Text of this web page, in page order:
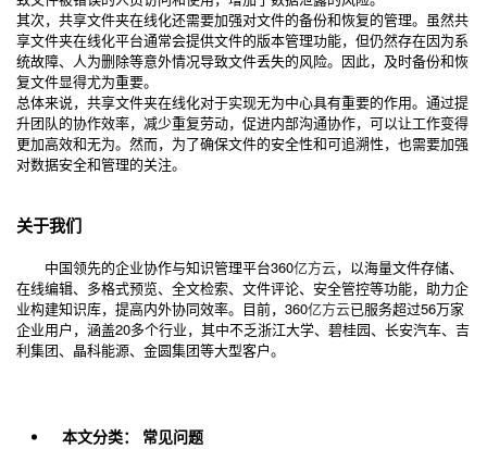
其次，共享文件夹在线化还需要加强对文件的备份和恢复的管理。虽然共
享文件夹在线化平台通常会提供文件的版本管理功能，但仍然存在因为系
统故障、人为删除等意外情况导致文件丢失的风险。因此，及时备份和恢
复文件显得尤为重要。
总体来说，共享文件夹在线化对于实现无为中心具有重要的作用。通过提
升团队的协作效率，减少重复劳动，促进内部沟通协作，可以让工作变得
更加高效和无为。然而，为了确保文件的安全性和可追溯性，也需要加强
对数据安全和管理的关注。
关于我们
中国领先的企业协作与知识管理平台360亿方云，以海量文件存储、
在线编辑、多格式预览、全文检索、文件评论、安全管控等功能，助力企
业构建知识库，提高内外协同效率。目前，360亿方云已服务超过56万家
企业用户，涵盖20多个行业，其中不乏浙江大学、碧桂园、长安汽车、吉
利集团、晶科能源、金圆集团等大型客户。
本文分类：
常见问题